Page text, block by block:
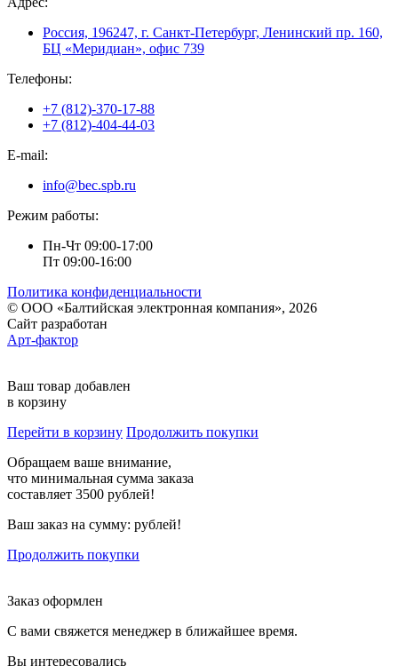
Россия, 196247, г. Санкт-Петербург, Ленинский пр. 160,
БЦ «Меридиан», офис 739
Телефоны:
+7 (812)-370-17-88
+7 (812)-404-44-03
E-mail:
info@bec.spb.ru
Режим работы:
Пн-Чт 09:00-17:00
Пт 09:00-16:00
Политика конфиденциальности
© ООО «Балтийская электронная компания», 2026
Сайт разработан
Арт-фактор
Ваш товар добавлен
в корзину
Перейти в корзину Продолжить покупки
Обращаем ваше внимание,
что минимальная сумма заказа
составляет 3500 рублей!
Ваш заказ на сумму: рублей!
Продолжить покупки
Заказ оформлен
С вами свяжется менеджер в ближайшее время.
Вы интересовались